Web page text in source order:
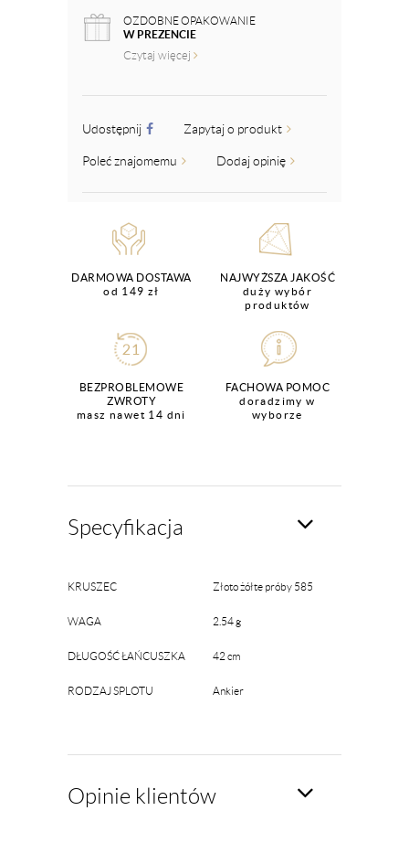
OZDOBNE OPAKOWANIE
W PREZENCIE
Czytaj więcej
Udostępnij Zapytaj o produkt
Poleć znajomemu Dodaj opinię
DARMOWA DOSTAWA
od 149 zł
NAJWYŻSZA JAKOŚĆ
duży wybór
produktów
BEZPROBLEMOWE
ZWROTY
masz nawet 14 dni
FACHOWA POMOC
doradzimy w
wyborze
Specyfikacja
KRUSZEC Złoto żółte próby 585
WAGA 2.54 g
DŁUGOŚĆ ŁAŃCUSZKA 42 cm
RODZAJ SPLOTU Ankier
Opinie klientów